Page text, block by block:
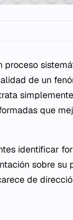
proceso
de un
que
identificar
sobre su
de